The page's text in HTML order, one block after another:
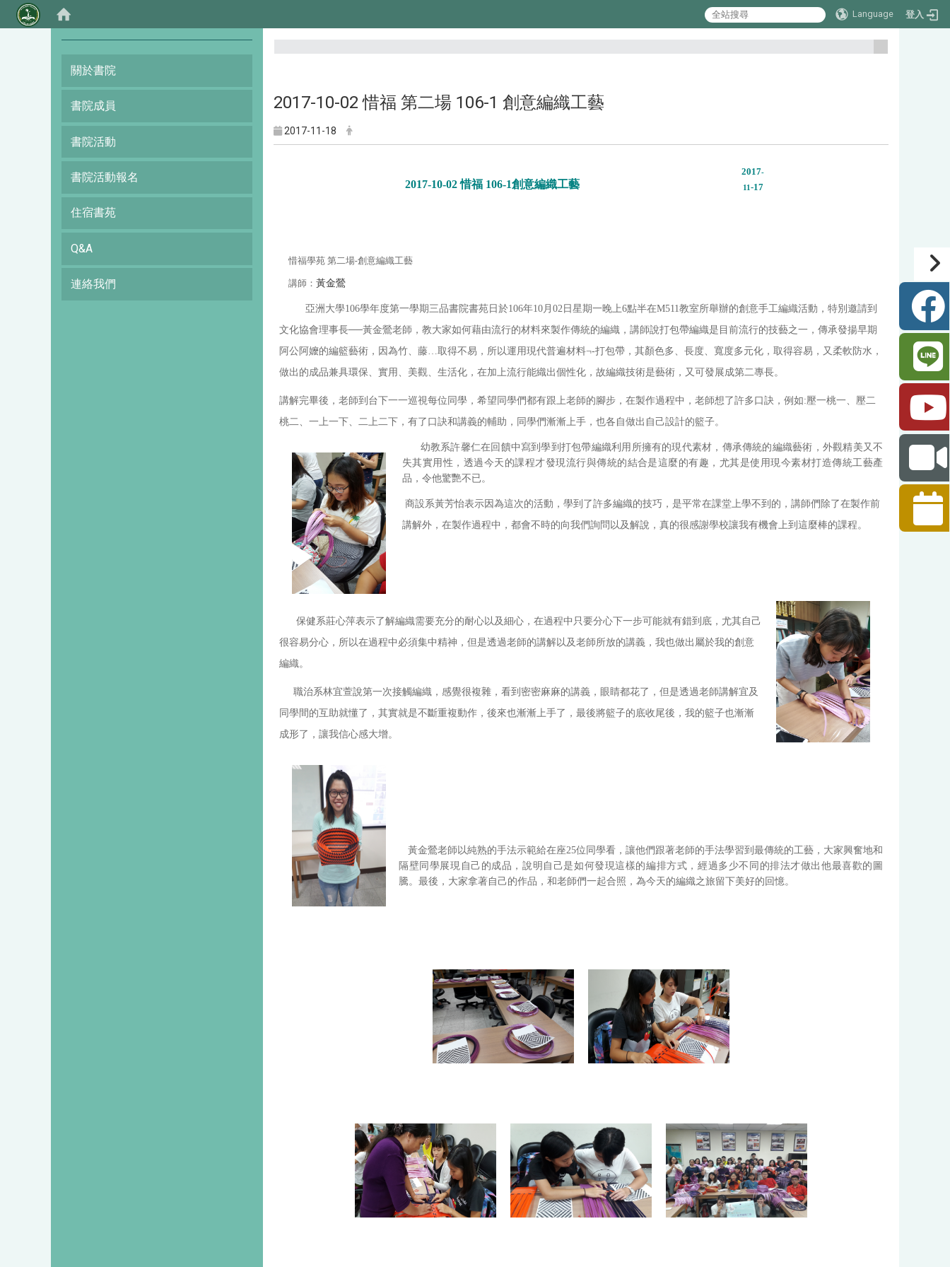
Language 登入
:::
關於書院
書院成員
書院活動
書院活動報名
住宿書苑
Q&A
連絡我們
2017-10-02 惜福 第二場 106-1 創意編織工藝
2017-11-18
2017-10-02 惜福 106-1創意編織工藝
2017-
11 -17
惜福學苑 第二場-創意編織工藝
講師 ： 黃金鶯
亞洲大學106學年度第一學期三品書院書苑日於106年10月02日星期一晚上6點半在M511教室所舉辦的創意手工編織活動，特別邀請到
文化協會理事長──黃金鶯老師，教大家如何藉由流行的材料來製作傳統的編織，講師說打包帶編織是目前流行的技藝之一，傳承發揚早期
阿公阿嬤的編籃藝術，因為竹、藤…取得不易，所以運用現代普遍材料¬-打包帶，其顏色多、長度、寬度多元化，取得容易，又柔軟防水，
做出的成品兼具環保、實用、美觀、生活化，在加上流行能織出個性化，故編織技術是藝術，又可發展成第二專長。
講解完畢後，老師到台下一一巡視每位同學，希望同學們都有跟上老師的腳步，在製作過程中，老師想了許多口訣，例如:壓一桃一、壓二
桃二、一上一下、二上二下，有了口訣和講義的輔助，同學們漸漸上手，也各自做出自己設計的籃子。
幼教系許馨仁在回饋中寫到學到打包帶編織利用所擁有的現代素材，傳承傳統的編織藝術，外觀精美又不
失其實用性，透過今天的課程才發現流行與傳統的結合是這麼的有趣，尤其是使用現今素材打造傳統工藝產
品，令他驚艷不已。
商設系黃芳怡表示因為這次的活動，學到了許多編織的技巧，是平常在課堂上學不到的，講師們除了在製作前
講解外，在製作過程中，都會不時的向我們詢問以及解說，真的很感謝學校讓我有機會上到這麼棒的課程。
保健系莊心萍表示了解編織需要充分的耐心以及細心，在過程中只要分心下一步可能就有錯到底，尤其自己
很容易分心，所以在過程中必須集中精神，但是透過老師的講解以及老師所放的講義，我也做出屬於我的創意
編織。
職治系林宜萱說第一次接觸編織，感覺很複雜，看到密密麻麻的講義，眼睛都花了，但是透過老師講解宜及
同學間的互助就懂了，其實就是不斷重複動作，後來也漸漸上手了，最後將籃子的底收尾後，我的籃子也漸漸
成形了，讓我信心感大增。
黃金鶯老師以純熟的手法示範給在座25位同學看，讓他們跟著老師的手法學習到最傳統的工藝，大家興奮地和
隔壁同學展現自己的成品，說明自己是如何發現這樣的編排方式，經過多少不同的排法才做出他最喜歡的圖
騰。最後，大家拿著自己的作品，和老師們一起合照，為今天的編織之旅留下美好的回憶。